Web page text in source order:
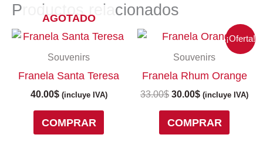
Productos relacionados
AGOTADO
Souvenirs
Franela Santa Teresa
40.00$ (incluye IVA)
COMPRAR
Este
múltiples
variantes.
Las
se
¡Oferta!
Souvenirs
Franela Rhum Orange
33.00$
El
original
era:
30.00$
El
precio
actual
(incluye IVA)
COMPRAR
Este
Las
se